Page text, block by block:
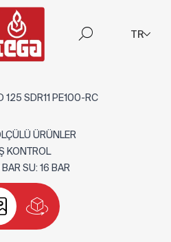
TR
125 SDR11 PE100-RC
ÜRÜNLER
KONTROL
SU: 16 BAR